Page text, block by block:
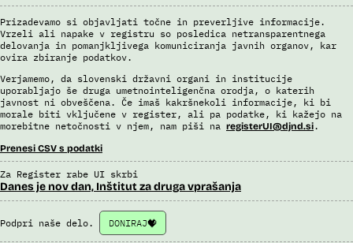
Prizadevamo si objavljati točne in preverljive informacije.
Vrzeli ali napake v registru so posledica netransparentnega
delovanja in pomanjkljivega komuniciranja javnih organov, kar
ovira zbiranje podatkov.
Verjamemo, da slovenski državni organi in institucije
uporabljajo še druga umetnointeligenčna orodja, o katerih
javnost ni obveščena. Če imaš kakršnekoli informacije, ki bi
morale biti vključene v register, ali pa podatke, ki kažejo na
morebitne netočnosti v njem, nam piši na registerUI@djnd.si.
Prenesi CSV s podatki
Za Register rabe UI skrbi
Danes je nov dan, Inštitut za druga vprašanja
Podpri naše delo. DONIRAJ